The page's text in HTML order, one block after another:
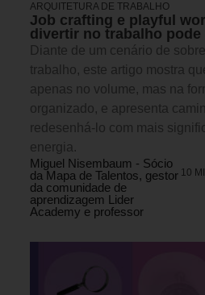
ARQUITETURA DE TRABALHO
Job crafting e playful
divertir no trabalho
Diante de um cenário de
trabalho, este artigo mostra
apenas no volume, mas na
organizado, e apresenta
redesenhá-lo com mais
energia.
Miguel Nisembaum - Sócio
da Mapa de Talentos, gestor
da comunidade de
aprendizagem Lider
Academy e professor
10